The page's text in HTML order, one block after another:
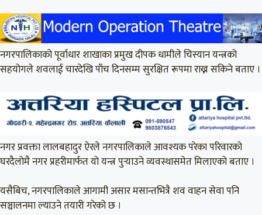
नगरपालिकाको पूर्वाधार शाखाका प्रमुख दीपक धामीले चिस्यान यन्त्रको
सहयोगले शवलाई चारदेखि पाँच दिनसम्म सुरक्षित रूपमा राख्न सकिने बताए ।
नगर प्रवक्ता लालबहादुर ऐरले नगरपालिकाले आवश्यक परेका परिवारको
घरदैलोमै नगर प्रहरीमार्फत यो यन्त्र पुर्‍याउने व्यवस्थासमेत मिलाएको बताए ।
यसैबिच, नगरपालिकाले आगामी असार मसान्तभित्रै शव वाहन सेवा पनि
सञ्चालनमा ल्याउने तयारी गरेको छ ।